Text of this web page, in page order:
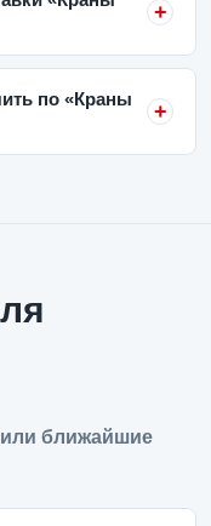
по «Краны
ближайшие